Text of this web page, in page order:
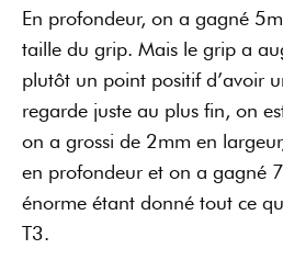
En profondeur, on a gagné
taille du grip. Mais le grip a
plutôt un point positif d’avoir
regarde juste au plus fin, on
on a grossi de 2mm en
en profondeur et on a gagné
énorme étant donné tout ce
T3.